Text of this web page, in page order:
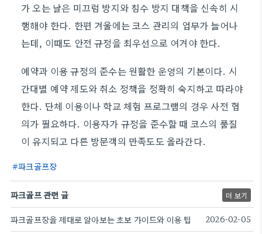
가 오는 날은 미끄럼 방지와 침수 방지 대책을 신속히 시
행해야 한다. 한편 겨울에는 코스 관리의 업무가 늘어나
는데, 이때도 안전 규정을 최우선으로 여겨야 한다.
예약과 이용 규정의 준수는 원활한 운영의 기본이다. 시
간대별 예약 제도와 취소 정책을 정확히 숙지하고 따라야
한다. 단체 이용이나 학교 체험 프로그램의 경우 사전 협
의가 필요하다. 이용자가 규정을 준수할 때 코스의 품질
이 유지되고 다른 방문객의 만족도도 올라간다.
파크골프장
파크골프 관련 글 더 보기
파크골프장을 제대로 알아보는 초보 가이드와 이용 팁 2026-02-05